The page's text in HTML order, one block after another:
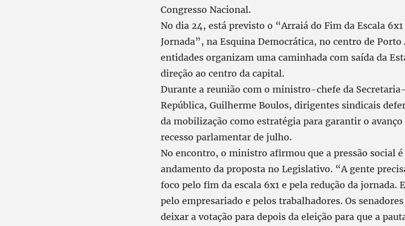
Congresso Nacional.
No dia 24, está previsto o “Arraiá do Fim da Escala 6x1
Jornada”, na Esquina Democrática, no centro de Porto
entidades organizam uma caminhada com saída da
direção ao centro da capital.
Durante a reunião com o ministro-chefe da
República, Guilherme Boulos, dirigentes sindicais
da mobilização como estratégia para garantir o avanço
recesso parlamentar de julho.
No encontro, o ministro afirmou que a pressão social
andamento da proposta no Legislativo. “A gente
foco pelo fim da escala 6x1 e pela redução da jornada.
pelo empresariado e pelos trabalhadores. Os
deixar a votação para depois da eleição para que a